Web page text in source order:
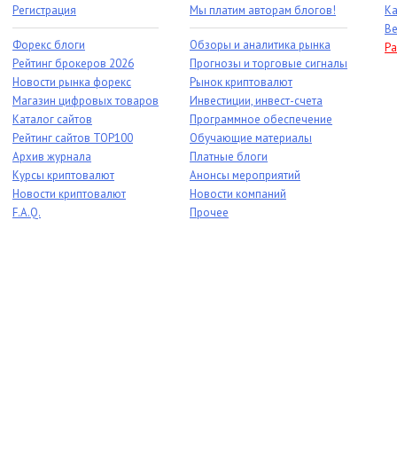
Регистрация
Форекс блоги
Рейтинг брокеров 2026
Новости рынка форекс
Магазин цифровых товаров
Каталог сайтов
Рейтинг сайтов TOP100
Архив журнала
Курсы криптовалют
Новости криптовалют
F.A.Q.
Мы платим авторам блогов!
Обзоры и аналитика рынка
Прогнозы и торговые сигналы
Рынок криптовалют
Инвестиции, инвест-счета
Программное обеспечение
Обучающие материалы
Платные блоги
Анонсы мероприятий
Новости компаний
Прочее